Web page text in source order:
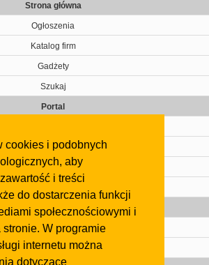
cookies i podobnych
aby
i treści
do dostarczenia funkcji
społecznościowymi i
W programie
internetu można
dotyczące
Strona główna
Ogłoszenia
Katalog firm
Gadżety
Szukaj
Portal
Kontakt
Regulamin
Gazeta
Olkusz
Kontakt